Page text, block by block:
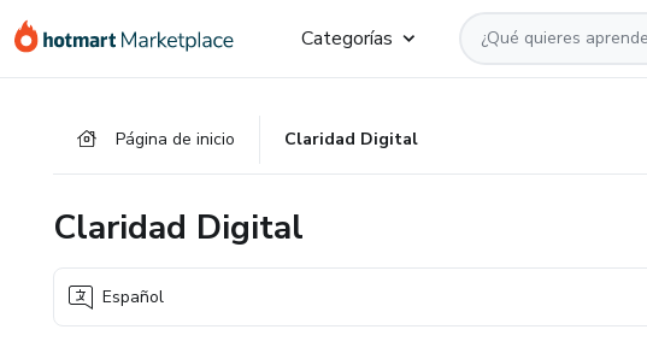
Categorías
Página de inicio Claridad Digital
Claridad Digital
Español